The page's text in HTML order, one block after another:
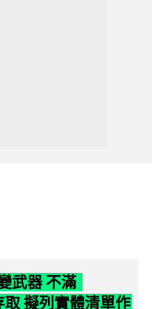
武器 不滿
擬列實體清單作